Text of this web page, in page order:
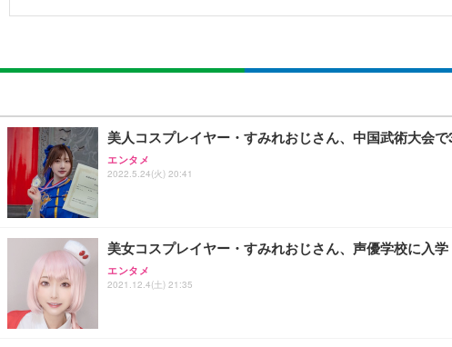
美人コスプレイヤー・すみれおじさん、中国武術大会
エンタメ
2022.5.24(火) 20:41
美女コスプレイヤー・すみれおじさん、声優学校に入学
エンタメ
2021.12.4(土) 21:35